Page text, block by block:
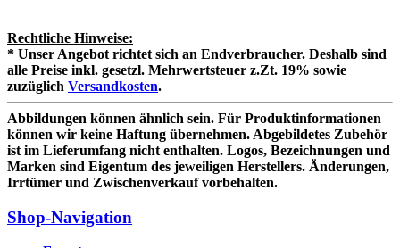
Rechtliche Hinweise:
* Unser Angebot richtet sich an Endverbraucher. Deshalb sind
alle Preise inkl. gesetzl. Mehrwertsteuer z.Zt. 19% sowie
zuzüglich Versandkosten.
Abbildungen können ähnlich sein. Für Produktinformationen
können wir keine Haftung übernehmen. Abgebildetes Zubehör
ist im Lieferumfang nicht enthalten. Logos, Bezeichnungen und
Marken sind Eigentum des jeweiligen Herstellers. Änderungen,
Irrtümer und Zwischenverkauf vorbehalten.
Shop-Navigation